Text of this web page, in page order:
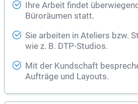
Ihre Arbeit findet
Büroräumen statt.
Sie arbeiten in Ateliers bzw.
wie z. B. DTP-Studios.
Mit der Kundschaft
Aufträge und Layouts.